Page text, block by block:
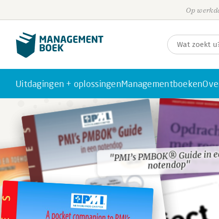
Op
Uitdagingen + oplossingenManagementboeken
"PMI’s PMBOK® Guide in
notendop"
"PMI’s PMBOK® Guide in
notendop"